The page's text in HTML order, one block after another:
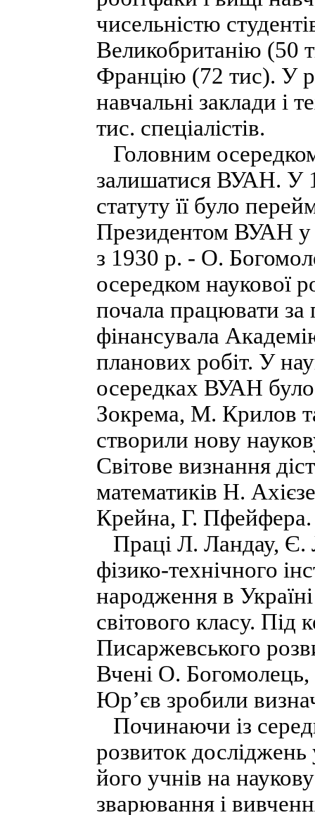
чисельністю
Великобританію (50
Францію (72 тис). У
навчальні заклади і
тис. спеціалістів.
Головним
залишатися ВУАН. У
статуту її було
Президентом ВУАН у
з 1930 р. - О.
осередком наукової
почала працювати
фінансувала
планових робіт. У
осередках ВУАН було
Зокрема, М. Крилов
створили нову
Світове ви­знання
математиків Н.
Крейна, Г. Пфейфера.
Праці Л. Ландау, Є.
фізико-технічного
народження в
світового класу. Під
Писаржевського
Вчені О.
Юр’єв зробили
Починаючи із
розвиток
його учнів на
зварювання і